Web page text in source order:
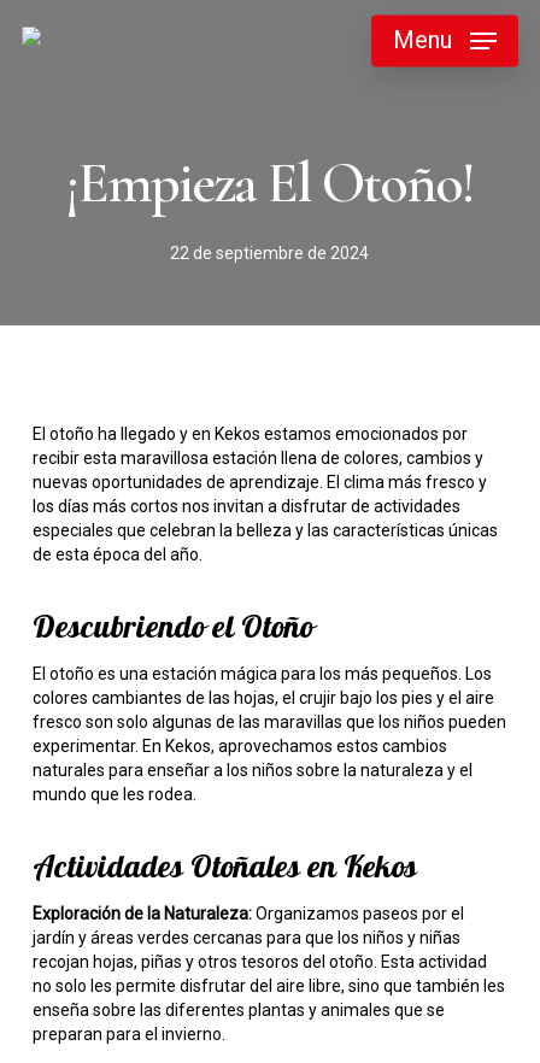
Menu
¡Empieza El Otoño!
22 de septiembre de 2024
El otoño ha llegado y en Kekos estamos emocionados por
recibir esta maravillosa estación llena de colores, cambios y
nuevas oportunidades de aprendizaje. El clima más fresco y
los días más cortos nos invitan a disfrutar de actividades
especiales que celebran la belleza y las características únicas
de esta época del año.
Descubriendo el Otoño
El otoño es una estación mágica para los más pequeños. Los
colores cambiantes de las hojas, el crujir bajo los pies y el aire
fresco son solo algunas de las maravillas que los niños pueden
experimentar. En Kekos, aprovechamos estos cambios
naturales para enseñar a los niños sobre la naturaleza y el
mundo que les rodea.
Actividades Otoñales en Kekos
Exploración de la Naturaleza:Organizamos paseos por el
jardín y áreas verdes cercanas para que los niños y niñas
recojan hojas, piñas y otros tesoros del otoño. Esta actividad
no solo les permite disfrutar del aire libre, sino que también les
enseña sobre las diferentes plantas y animales que se
preparan para el invierno.